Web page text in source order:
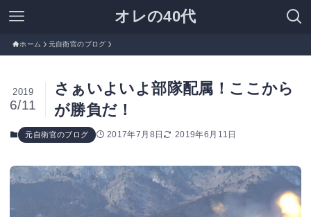
オレの40代
ホーム 元自衛官のブログ
さぁいよいよ部隊配属！ここから
が勝負だ！
2019
6/11
元自衛官のブログ 2017年7月8日 2019年6月11日